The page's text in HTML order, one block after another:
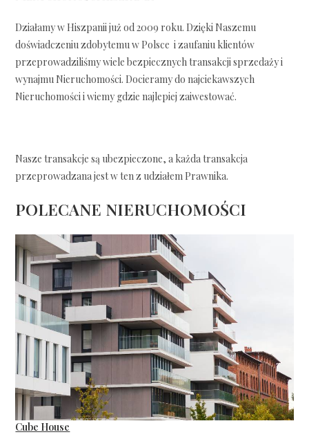
Działamy w Hiszpanii już od 2009 roku. Dzięki Naszemu
doświadczeniu zdobytemu w Polsce i zaufaniu klientów
przeprowadziliśmy wiele bezpiecznych transakcji sprzedaży i
wynajmu Nieruchomości. Docieramy do najciekawszych
Nieruchomości i wiemy gdzie najlepiej zaiwestować.
Nasze transakcje są ubezpieczone, a każda transakcja
przeprowadzana jest w ten z udziałem Prawnika.
POLECANE NIERUCHOMOŚCI
Cube House